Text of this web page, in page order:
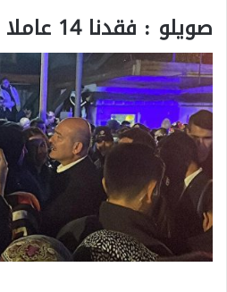
صويلو : فقدنا 14 عاملا في المنجم